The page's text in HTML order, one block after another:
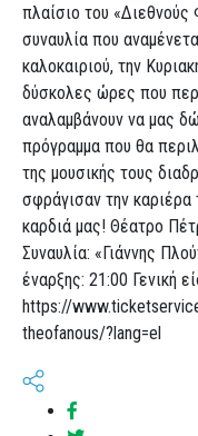
πλαίσιο του «Διεθνούς
συναυλία που
καλοκαιριού, την
δύσκολες ώρες που
αναλαμβάνουν να μας
πρόγραμμα που θα
της μουσικής τους
σφράγισαν την καριέρα
καρδιά μας! Θέατρο
Συναυλία: «Γιάννης
έναρξης: 21:00 Γενική
https://
theofanous/?lang=el